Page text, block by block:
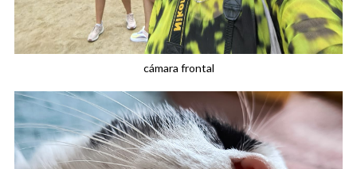
cámara frontal